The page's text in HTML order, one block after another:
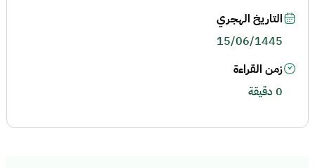
التاريخ الهجري
15/06/1445
زمن القراءة
0 دقيقة